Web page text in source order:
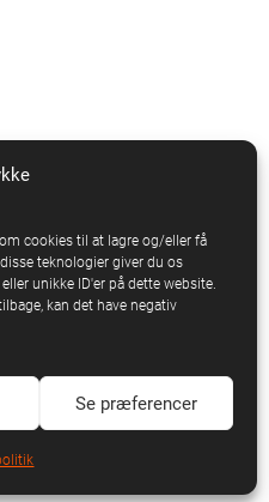
cookies til at lagre og/eller få
teknologier giver du os
unikke ID'er på dette website.
kan det have negativ
Se præferencer